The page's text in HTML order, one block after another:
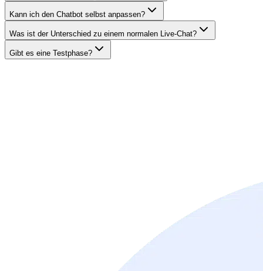
Kann ich den Chatbot selbst anpassen?
Was ist der Unterschied zu einem normalen Live-Chat?
Gibt es eine Testphase?